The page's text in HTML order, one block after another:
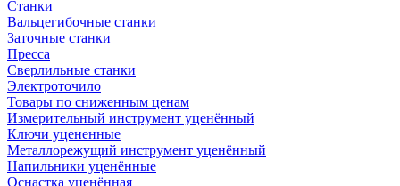
Станки
Вальцегибочные станки
Заточные станки
Пресса
Сверлильные станки
Электроточило
Товары по сниженным ценам
Измерительный инструмент уценённый
Ключи уцененные
Металлорежущий инструмент уценённый
Напильники уценённые
Оснастка уценённая